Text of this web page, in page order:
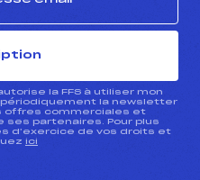
la FFS à utiliser mon
périodiquement la newsletter
offres commerciales et
ses partenaires. Pour plus
d’exercice de vos droits et
ici